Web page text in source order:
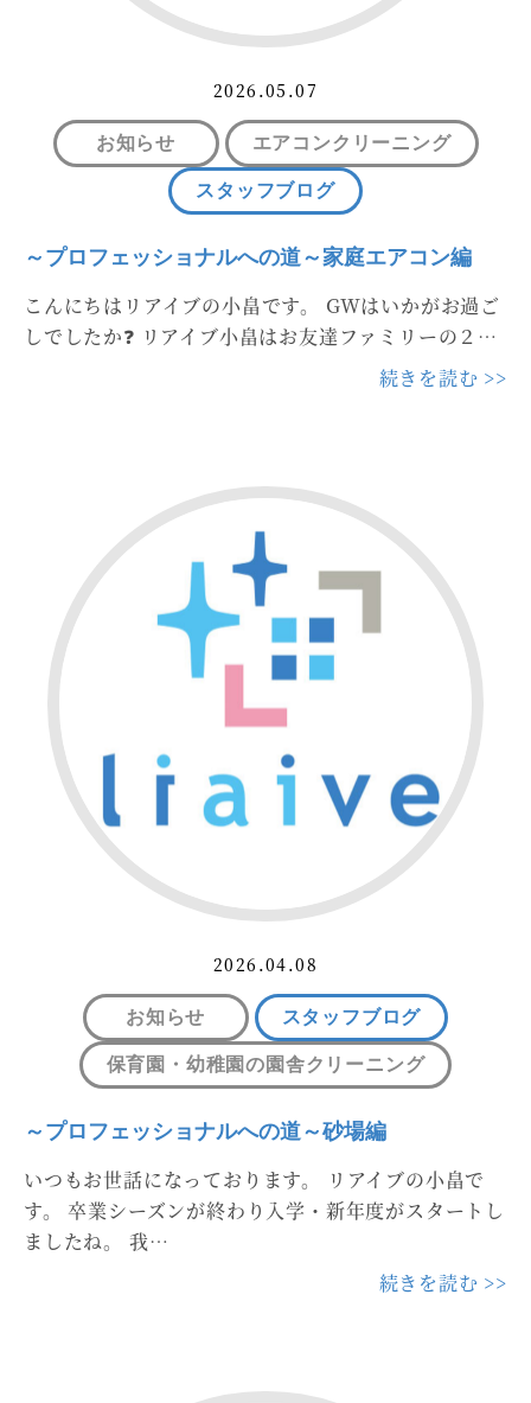
2026.05.07
お知らせ
エアコンクリーニング
スタッフブログ
～プロフェッショナルへの道～家庭エアコン編
こんにちはリアイブの小畠です。 GWはいかがお過ご
しでしたか❓ リアイブ小畠はお友達ファミリーの２…
続きを読む >>
2026.04.08
お知らせ
スタッフブログ
保育園・幼稚園の園舎クリーニング
～プロフェッショナルへの道～砂場編
いつもお世話になっております。 リアイブの小畠で
す。 卒業シーズンが終わり入学・新年度がスタートし
ましたね。 我…
続きを読む >>